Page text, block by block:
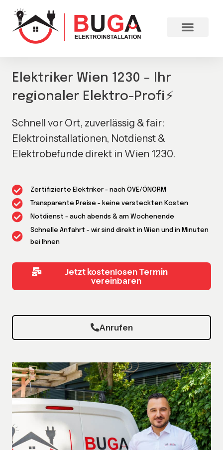
Elektriker Wien 1230 – Ihr
regionaler Elektro-Profi⚡
Schnell vor Ort, zuverlässig & fair:
Elektroinstallationen, Notdienst &
Elektrobefunde direkt in Wien 1230.
Zertifizierte Elektriker - nach ÖVE/ÖNORM
Transparente Preise - keine versteckten Kosten
Notdienst - auch abends & am Wochenende
Schnelle Anfahrt - wir sind direkt in Wien und in Minuten
bei Ihnen
Jetzt kostenlosen Termin
vereinbaren
Anrufen